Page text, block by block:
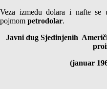
Veza između dolara i nafte se
pojmom petrodolar.
Javni dug Sjedinjenih
(januar